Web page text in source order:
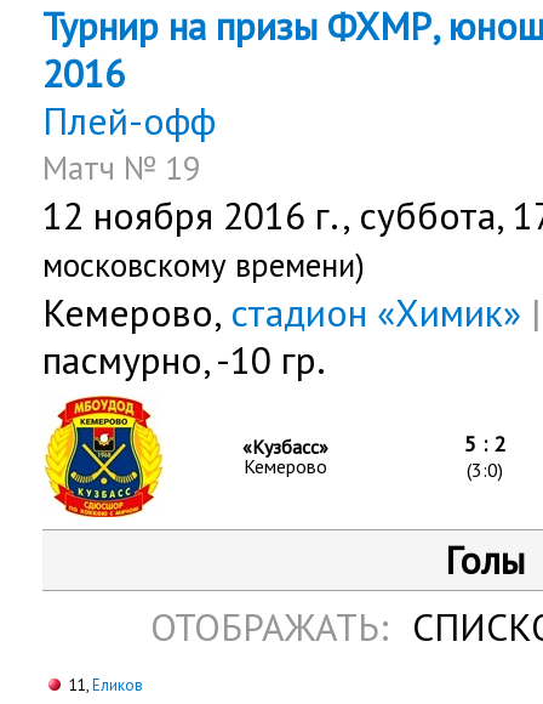
Турнир на призы ФХМР,
2016
Плей-офф
Матч № 19
12 ноября 2016 г., суббота,
московскому времени)
Кемерово, стадион «Химик» |
пасмурно, -10 гр.
«Кузбасс»
Кемерово
5 : 2
(3:0)
Голы
ОТОБРАЖАТЬ:
11,Еликов